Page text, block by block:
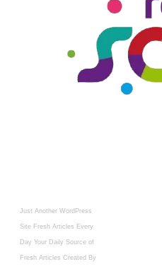
Just Another WordPress
Site Fresh Articles Every
Day Your Daily Source of
Fresh Articles Created By